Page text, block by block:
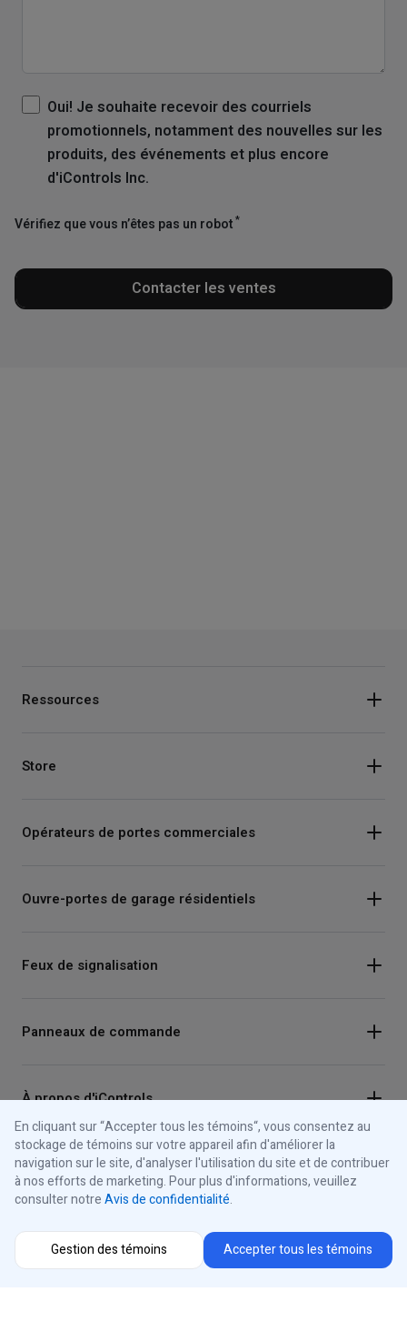
Oui! Je souhaite recevoir des courriels
promotionnels, notamment des nouvelles sur les
produits, des événements et plus encore
d'iControls Inc.
Vérifiez que vous n’êtes pas un robot *
Contacter les ventes
Ressources
Store
Opérateurs de portes commerciales
Ouvre-portes de garage résidentiels
Feux de signalisation
Panneaux de commande
À propos d'iControls
Connectez-vous avec nous
Instagram
Facebook
Sélecteur de région
En cliquant sur “Accepter tous les témoins“, vous consentez au
stockage de témoins sur votre appareil afin d'améliorer la
navigation sur le site, d'analyser l'utilisation du site et de contribuer
à nos efforts de marketing. Pour plus d'informations, veuillez
consulter notreAvis de confidentialité.
Gestion des témoins Accepter tous les témoins